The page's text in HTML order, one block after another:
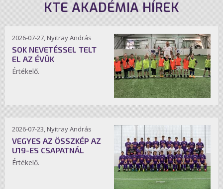
KTE AKADÉMIA HÍREK
2026-07-27, Nyitray András
SOK NEVETÉSSEL TELT
EL AZ ÉVÜK
Értékelő.
2026-07-23, Nyitray András
VEGYES AZ ÖSSZKÉP AZ
U19-ES CSAPATNÁL
Értékelő.